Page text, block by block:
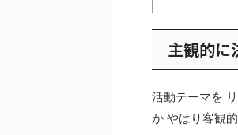
主観的に
活動テーマを
か やはり客観